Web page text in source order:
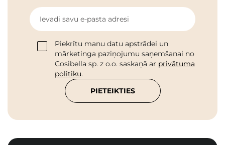
Ievadi savu e-pasta adresi
Piekrītu manu datu apstrādei un
mārketinga paziņojumu saņemšanai no
Cosibella sp. z o.o. saskaņā ar privātuma
politiku.
PIETEIKTIES